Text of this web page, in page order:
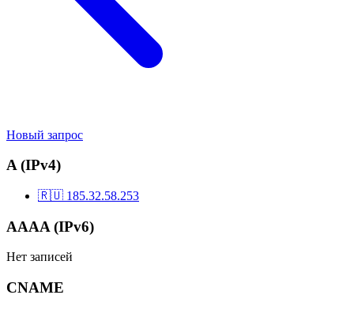
Новый запрос
A (IPv4)
🇷🇺 185.32.58.253
AAAA (IPv6)
Нет записей
CNAME